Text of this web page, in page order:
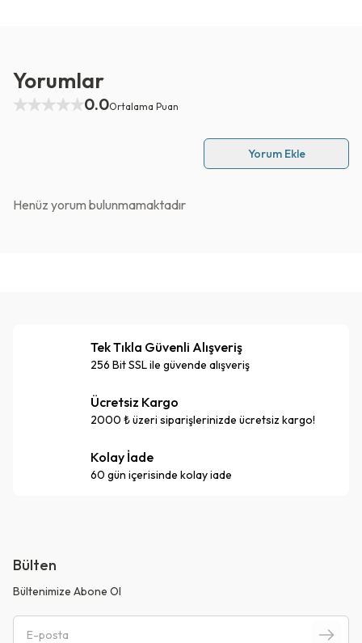
Yorumlar
0.0Ortalama Puan
Yorum Ekle
Henüz yorum bulunmamaktadır
Tek Tıkla Güvenli Alışveriş
256 Bit SSL ile güvende alışveriş
Ücretsiz Kargo
2000 ₺ üzeri siparişlerinizde ücretsiz kargo!
Kolay İade
60 gün içerisinde kolay iade
Bülten
Bültenimize Abone Ol